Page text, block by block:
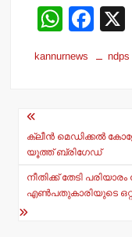
W
at
p
p
F
c
o
o
k
kannurnews ndps
Post
navigation
ക്ലീന്‍ മെഡിക്കല്‍
യൂത്ത് ബ്രിഗേഡ്
നീതിക്ക് തേടി
എണ്‍പതുകാരിയുടെ